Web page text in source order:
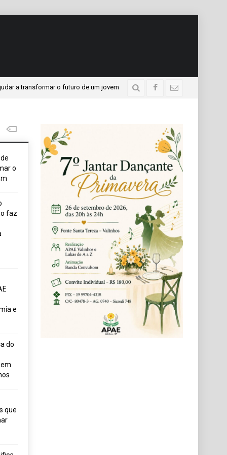
o futuro de um jovem 3 dias atrás APAE presente no
o
faz
e
do
que